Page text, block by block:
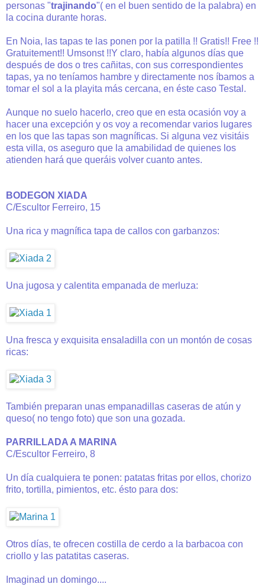
personas "trajinando"( en el buen sentido de la palabra) en
la cocina durante horas.
En Noia, las tapas te las ponen por la patilla !! Gratis!! Free !!
Gratuitement!! Umsonst !!Y claro, había algunos días que
después de dos o tres cañitas, con sus correspondientes
tapas, ya no teníamos hambre y directamente nos íbamos a
tomar el sol a la playita más cercana, en éste caso Testal.
Aunque no suelo hacerlo, creo que en esta ocasión voy a
hacer una excepción y os voy a recomendar varios lugares
en los que las tapas son magníficas. Si alguna vez visitáis
esta villa, os aseguro que la amabilidad de quienes los
atienden hará que queráis volver cuanto antes.
BODEGON XIADA
C/Escultor Ferreiro, 15
Una rica y magnífica tapa de callos con garbanzos:
Una jugosa y calentita empanada de merluza:
Una fresca y exquisita ensaladilla con un montón de cosas
ricas:
También preparan unas empanadillas caseras de atún y
queso( no tengo foto) que son una gozada.
PARRILLADA A MARINA
C/Escultor Ferreiro, 8
Un día cualquiera te ponen: patatas fritas por ellos, chorizo
frito, tortilla, pimientos, etc. ésto para dos:
Otros días, te ofrecen costilla de cerdo a la barbacoa con
criollo y las patatitas caseras.
Imaginad un domingo....